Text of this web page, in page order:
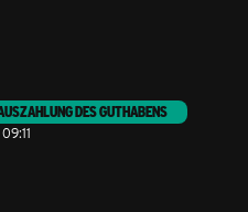
DES GUTHABENS